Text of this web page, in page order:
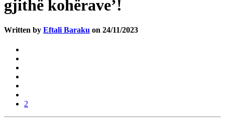
gjithë kohërave’!
Written by Eftali Baraku on 24/11/2023
2